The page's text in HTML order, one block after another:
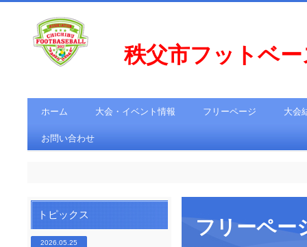
秩父市フットベ
ホーム 大会・イベント情報 フリーページ 大会
お問い合わせ
フリーペー
トピックス
2026.05.25